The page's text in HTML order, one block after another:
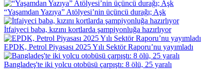
“Yaşamdan Yazıya” Atölyesi’nin üçüncü durağı; Aşk
İtfaiyeci baba, kızını kortlarda şampiyonluğa hazırlıyor
EPDK, Petrol Piyasası 2025 Yılı Sektör Raporu’nu yayımladı
Bangladeş'te iki yolcu otobüsü çarpıştı: 8 ölü, 25 yaralı